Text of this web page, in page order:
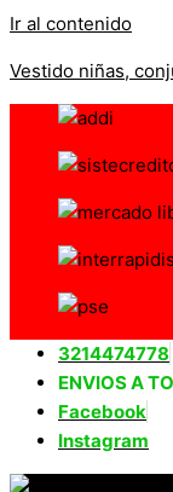
Ir al contenido
Vestido niñas,
3214474778
ENVIOS A
Facebook
Instagram